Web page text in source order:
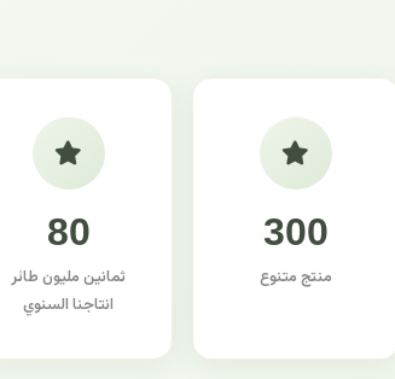
300
منتج متنوع
80
ثمانين مليون طائر
انتاجنا السنوي